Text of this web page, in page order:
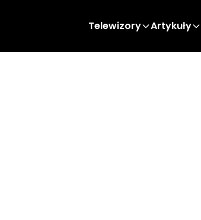
Telewizory Artykuły